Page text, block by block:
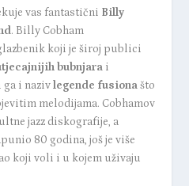
vas fantastični Billy
. Billy Cobham
koji je široj publici
bubnjarai
ga i nazivlegende fusionašto
melodijama. Cobhamov
jazz diskografije, a
80 godina, još je više
koji voli i u kojem uživaju